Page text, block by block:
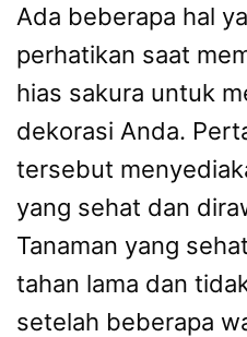
Ada beberapa hal
perhatikan saat
hias sakura untuk
dekorasi Anda.
tersebut
yang sehat dan
Tanaman yang
tahan lama dan
setelah beberapa